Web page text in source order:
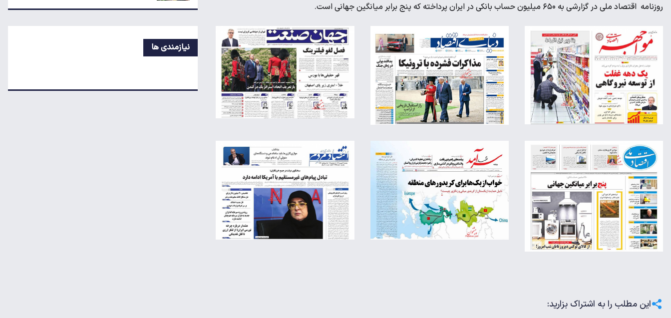
روزنامه اقتصاد ملی در گزارشی به ۶۵۰ میلیون حساب بانکی در ایران پرداخته که پنج برابر میانگین جهانی است.
این مطلب را به اشتراک بزارید:
معاملات شش رمزارز متوقف شد
نیازمندی ها